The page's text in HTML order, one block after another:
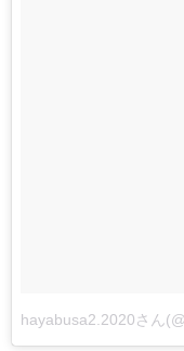
hayabusa2.2020さん